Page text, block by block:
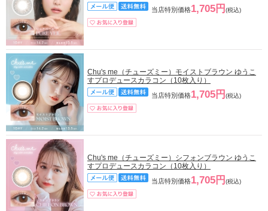
当店特別価格1,705円 (税込)
Chu's me（チューズミー）モイストブラウン ゆうこ
すプロデュースカラコン（10枚入り）
当店特別価格1,705円 (税込)
Chu's me（チューズミー）シフォンブラウン ゆうこ
すプロデュースカラコン（10枚入り）
当店特別価格1,705円 (税込)